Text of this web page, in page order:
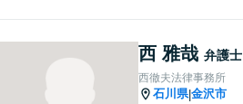
ジあります。
西 雅哉 弁護士
西徹夫法律事務所
石川県|金沢市